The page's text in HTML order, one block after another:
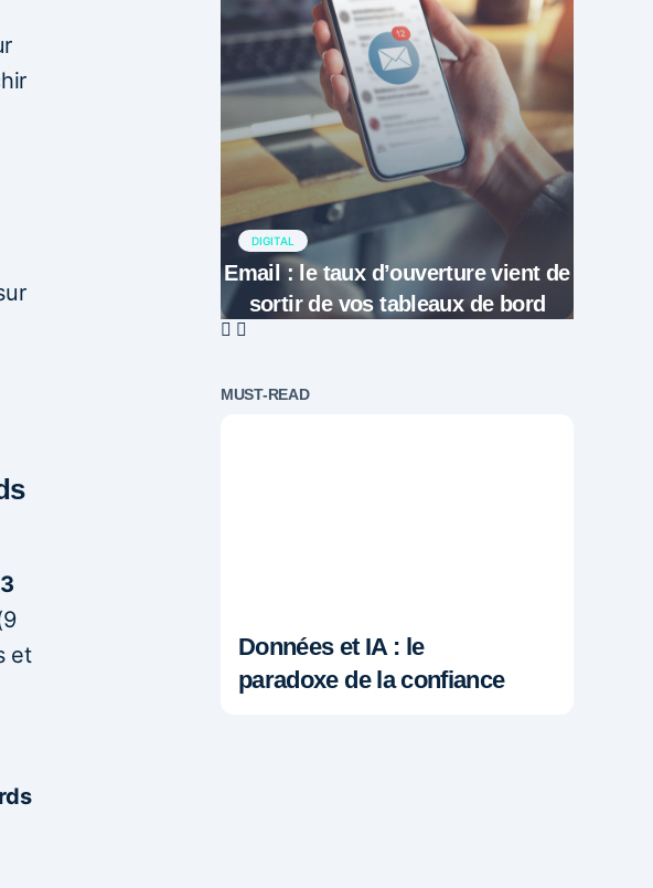
et
DIGITAL
Email : le taux d’ouverture vient de
sortir de vos tableaux de bord
MUST-READ
Données et IA : le
paradoxe de la confiance